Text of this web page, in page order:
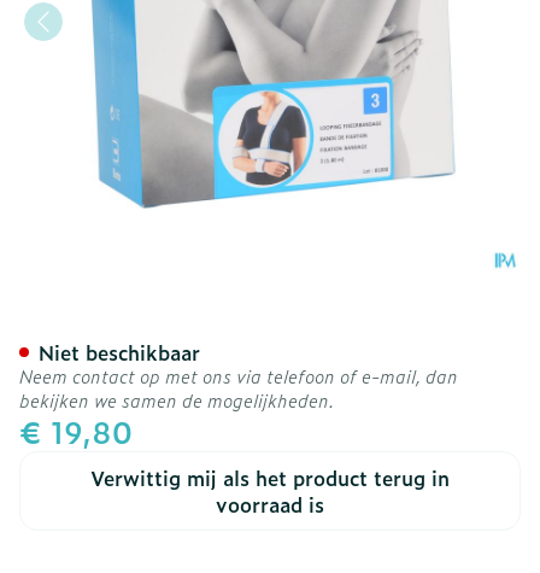
€ 19,80
Verwittig mij als het product terug in
voorraad is
Niet beschikbaar
Neem contact op met ons via telefoon of e-mail, dan
bekijken we samen de mogelijkheden.